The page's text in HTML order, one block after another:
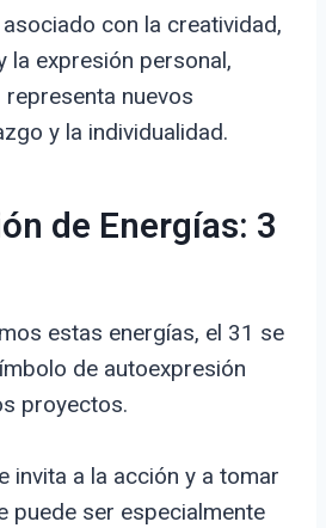
con la creatividad,
la expresión personal,
nuevos
y la individualidad.
de Energías: 3
estas energías, el 31 se
de autoexpresión
proyectos.
invita a la acción y a tomar
puede ser especialmente